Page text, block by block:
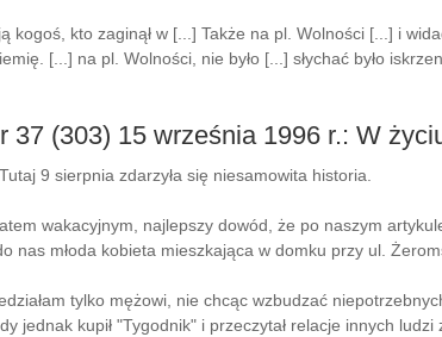
kogoś, kto zaginął w [...] Także na pl. Wolności [...] i
[...] na pl. Wolności, nie było [...] słychać było
37 (303) 15 września 1996 r.: W
9 sierpnia zdarzyła się niesamowita historia.
wakacyjnym, najlepszy dowód, że po naszym
nas młoda kobieta mieszkająca w domku przy ul.
tylko mężowi, nie chcąc wzbudzać
jednak kupił "Tygodnik" i przeczytał relacje innych